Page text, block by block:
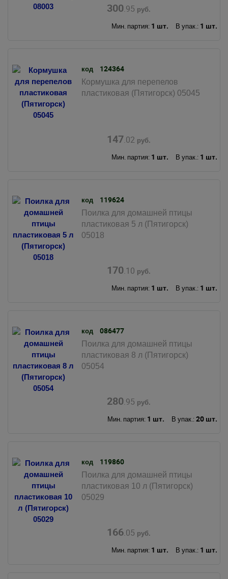
300.95 руб.
Мин. партия: 1 шт. В упак.: 1 шт.
код 124364
Кормушка для перепелов
пластиковая (Пятигорск) 05045
147.02 руб.
Мин. партия: 1 шт. В упак.: 1 шт.
код 119624
Поилка для домашней птицы
пластиковая 5 л (Пятигорск)
05018
170.10 руб.
Мин. партия: 1 шт. В упак.: 1 шт.
код 086477
Поилка для домашней птицы
пластиковая 8 л (Пятигорск)
05054
280.95 руб.
Мин. партия: 1 шт. В упак.: 20 шт.
код 119860
Поилка для домашней птицы
пластиковая 10 л (Пятигорск)
05029
166.05 руб.
Мин. партия: 1 шт. В упак.: 1 шт.